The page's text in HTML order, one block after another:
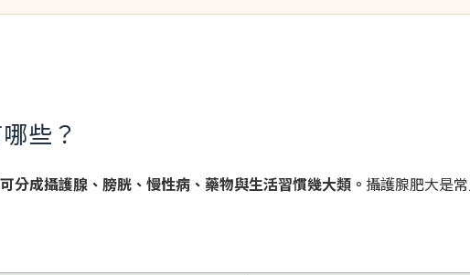
些？
分成攝護腺、膀胱、慢性病、藥物與生活習慣幾大類。 攝護腺肥大是